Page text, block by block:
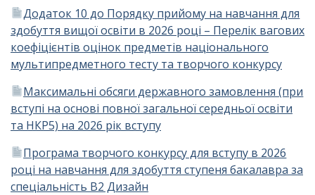
Додаток 10 до Порядку прийому на навчання для
здобуття вищої освіти в 2026 році – Перелік вагових
коефіцієнтів оцінок предметів національного
мультипредметного тесту та творчого конкурсу
Максимальні обсяги державного замовлення (при
вступі на основі повної загальної середньої освіти
та НКР5) на 2026 рік вступу
Програма творчого конкурсу для вступу в 2026
році на навчання для здобуття ступеня бакалавра за
спеціальність B2 Дизайн